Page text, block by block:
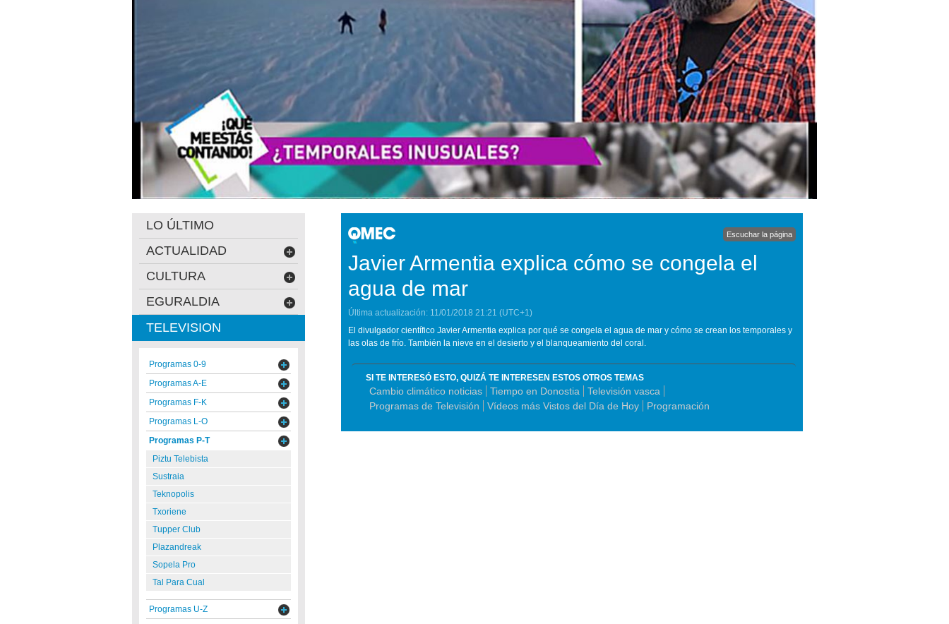
Escuchar la página
Javier Armentia explica cómo se congela el
agua de mar
Última actualización: 11/01/2018 21:21 (UTC+1)
El divulgador científico Javier Armentia explica por qué se congela el agua de mar y cómo se crean los temporales y
las olas de frío. También la nieve en el desierto y el blanqueamiento del coral.
SI TE INTERESÓ ESTO, QUIZÁ TE INTERESEN ESTOS OTROS TEMAS
Cambio climático noticias Tiempo en Donostia
Televisión vasca
Programas de Televisión
Vídeos más Vistos del Día de Hoy Programación
LO ÚLTIMO
ACTUALIDAD
CULTURA
EGURALDIA
TELEVISION
Programas 0-9
Programas A-E
Programas F-K
Programas L-O
Programas P-T
Piztu Telebista
Sustraia
Teknopolis
Txoriene
Tupper Club
Plazandreak
Sopela Pro
Tal Para Cual
Programas U-Z